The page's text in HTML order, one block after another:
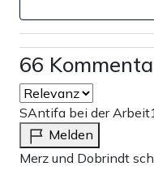
66
SAntifa bei der Arbeit
Melden
Merz und Dobrindt